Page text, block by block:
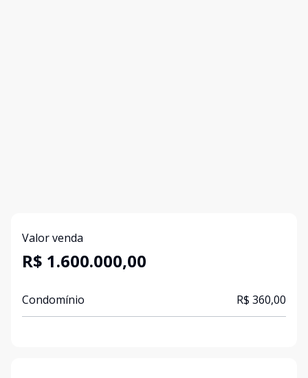
Valor venda
R$ 1.600.000,00
Condomínio R$ 360,00